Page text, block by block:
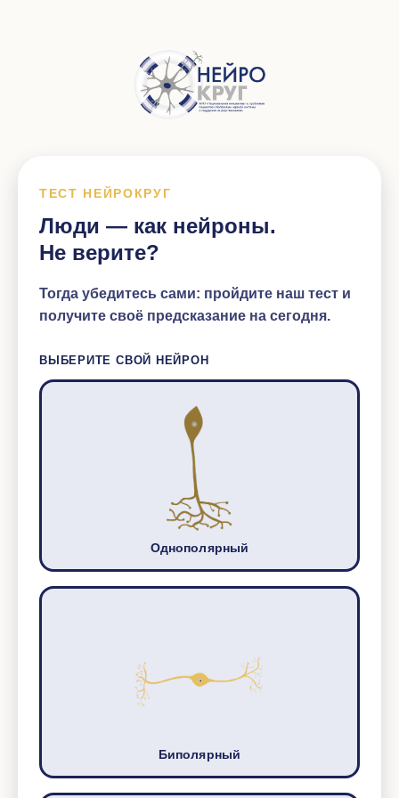
ТЕСТ НЕЙРОКРУГ
Люди — как нейроны.
Не верите?
Тогда убедитесь сами: пройдите наш тест и
получите своё предсказание на сегодня.
ВЫБЕРИТЕ СВОЙ НЕЙРОН
Однополярный
Биполярный